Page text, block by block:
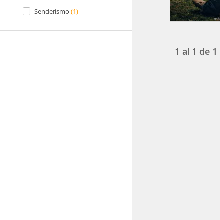
Senderismo (1)
1 al 1 de 1